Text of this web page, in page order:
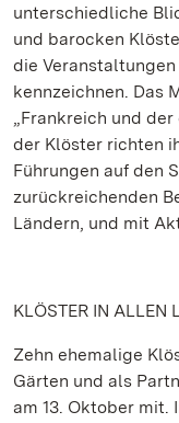
unterschiedliche
und barocken
die
kennzeichnen. Das
„Frankreich und
der Klöster richten
Führungen auf den
zurückreichenden
Ländern, und mit
KLÖSTER IN ALLEN
Zehn ehemalige
Gärten und als
am 13. Oktober mit.